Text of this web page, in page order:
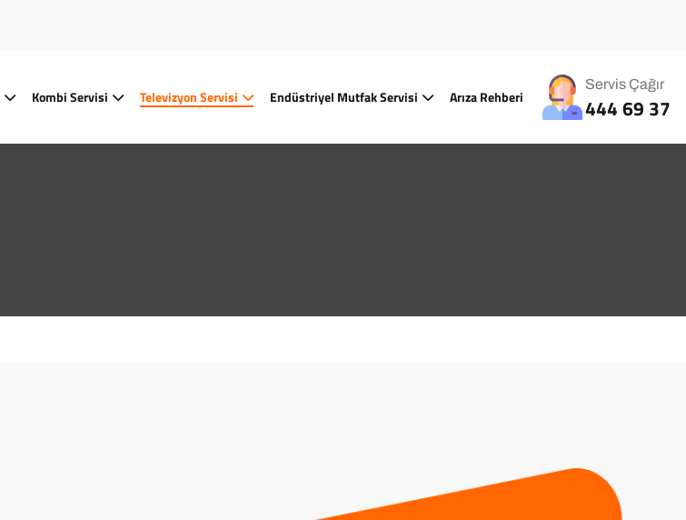
Kombi Servisi Televizyon Servisi Endüstriyel Mutfak Servisi Arıza Rehberi
Servis Çağır
444 69 37